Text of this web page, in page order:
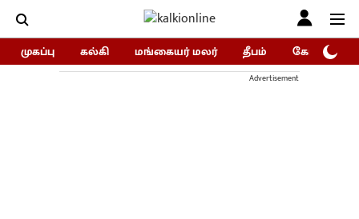
முகப்பு கல்கி மங்கையர் மலர் தீபம் கோகுலம்/
Advertisement